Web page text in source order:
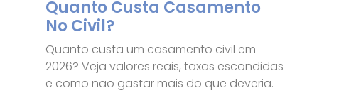
Quanto Custa Casamento
No Civil?
Quanto custa um casamento civil em
2026? Veja valores reais, taxas escondidas
e como não gastar mais do que deveria.